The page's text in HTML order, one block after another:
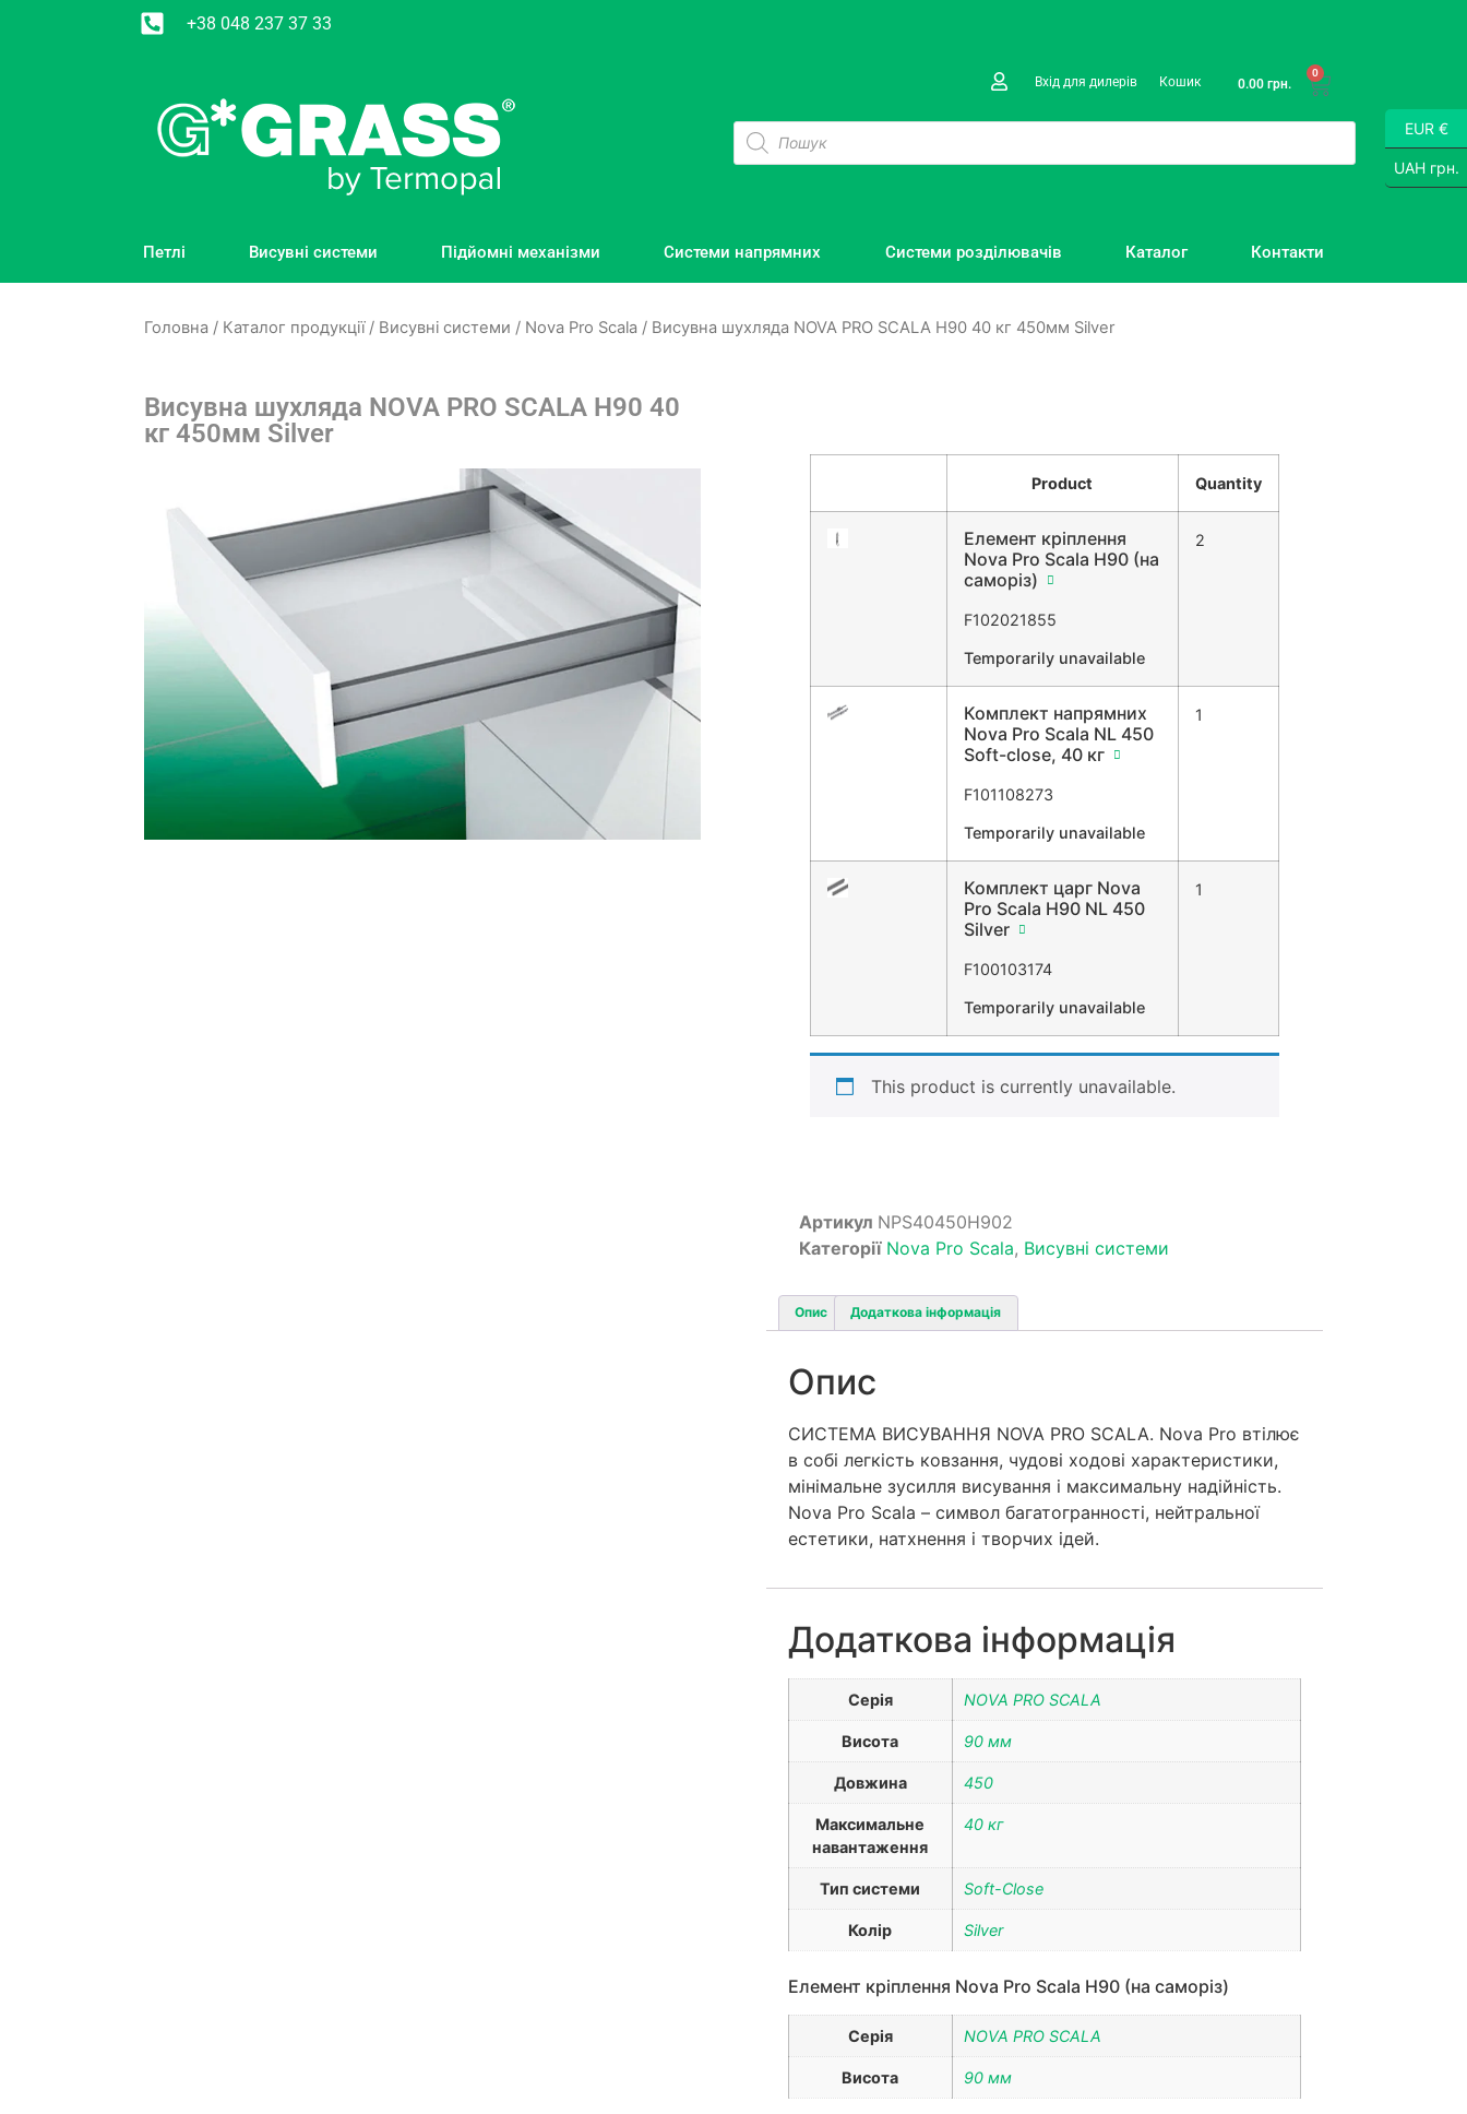
+38 048 237 37 33
Вхід для дилерів Кошик 0.00 грн.
0
Петлі Висувні системи Підйомні механізми Системи напрямних Системи розділювачів Каталог Контакти
Головна / Каталог продукції/ Висувні системи / Nova Pro Scala / Висувна шухляда NOVA PRO SCALA H90 40 кг 450мм Silver
Висувна шухляда NOVA PRO SCALA H90 40
кг 450мм Silver
Product Quantity
Елемент кріплення
Nova Pro Scala H90 (на
саморіз)
F102021855
Temporarily unavailable
2
Комплект напрямних
Nova Pro Scala NL 450
Soft-close, 40 кг
F101108273
Temporarily unavailable
1
Комплект царг Nova
Pro Scala H90 NL 450
Silver
F100103174
Temporarily unavailable
1
This product is currently unavailable.
Артикул NPS40450H902
Категорії Nova Pro Scala, Висувні системи
Опис Додаткова інформація
Опис
СИСТЕМА ВИСУВАННЯ NOVA PRO SCALA. Nova Pro втілює
в собі легкість ковзання, чудові ходові характеристики,
мінімальне зусилля висування і максимальну надійність.
Nova Pro Scala – символ багатогранності, нейтральної
естетики, натхнення і творчих ідей.
Додаткова інформація
Серія NOVA PRO SCALA
Висота 90 мм
Довжина 450
Максимальне
навантаження
40 кг
Тип системи Soft-Close
Колір Silver
Елемент кріплення Nova Pro Scala H90 (на саморіз)
Серія NOVA PRO SCALA
Висота 90 мм
EUR €
UAH грн.